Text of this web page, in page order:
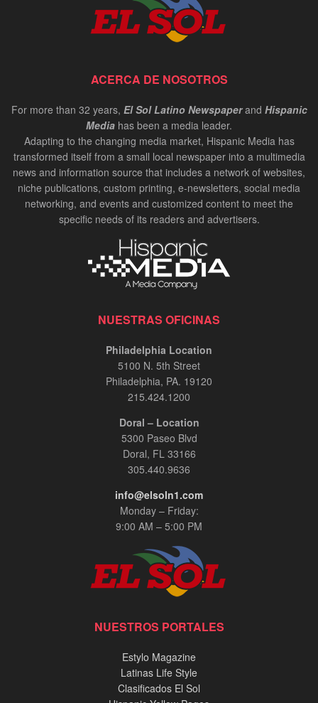
ACERCA DE NOSOTROS
For more than 32 years, El Sol Latino Newspaperand Hispanic
Media has been a media leader.
Adapting to the changing media market, Hispanic Media has
transformed itself from a small local newspaper into a multimedia
news and information source that includes a network of websites,
niche publications, custom printing, e-newsletters, social media
networking, and events and customized content to meet the
specific needs of its readers and advertisers.
NUESTRAS OFICINAS
Philadelphia Location
5100 N. 5th Street
Philadelphia, PA. 19120
215.424.1200
Doral – Location
5300 Paseo Blvd
Doral, FL 33166
305.440.9636
info@elsoln1.com
Monday – Friday:
9:00 AM – 5:00 PM
NUESTROS PORTALES
Estylo Magazine
Latinas Life Style
Clasificados El Sol